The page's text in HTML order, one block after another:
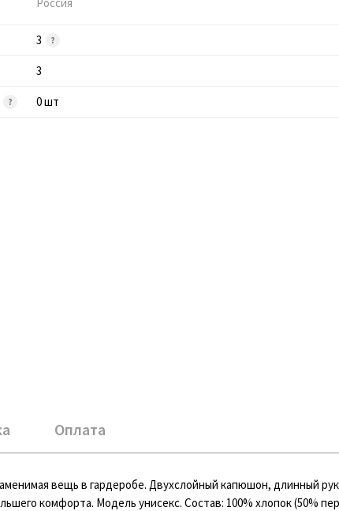
3
3
0 шт
Оплата
вещь в гардеробе. Двухслойный капюшон, длинный
комфорта. Модель унисекс. Состав: 100% хлопок (50%